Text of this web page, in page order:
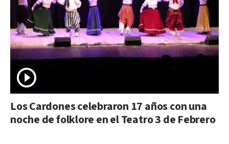
Los Cardones celebraron 17 años con una
noche de folklore en el Teatro 3 de Febrero